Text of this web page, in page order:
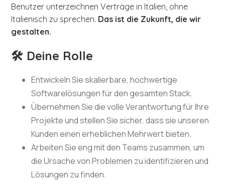
Benutzer unterzeichnen Verträge in Italien, ohne
Italienisch zu sprechen. Das ist die Zukunft, die wir
gestalten.
🛠️ Deine Rolle
Entwickeln Sie skalierbare, hochwertige
Softwarelösungen für den gesamten Stack.
Übernehmen Sie die volle Verantwortung für Ihre
Projekte und stellen Sie sicher, dass sie unseren
Kunden einen erheblichen Mehrwert bieten.
Arbeiten Sie eng mit den Teams zusammen, um
die Ursache von Problemen zu identifizieren und
Lösungen zu finden.